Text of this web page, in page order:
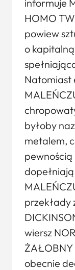
informuje
HOMO
powiew
o
Natomiast
byłoby
metalem,
pewnością
przekłady
wiersz
ŻAŁOBNY
obecnie